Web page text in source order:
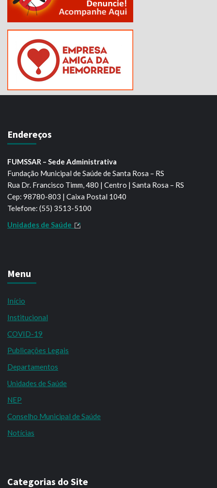
Endereços
FUMSSAR – Sede Administrativa
Fundação Municipal de Saúde de Santa Rosa – RS
Rua Dr. Francisco Timm, 480 | Centro | Santa Rosa – RS
Cep: 98780-803 | Caixa Postal 1040
Telefone: (55) 3513-5100
Unidades de Saúde
Menu
Início
Institucional
COVID-19
Publicações Legais
Departamentos
Unidades de Saúde
NEP
Conselho Municipal de Saúde
Notícias
Categorias do Site